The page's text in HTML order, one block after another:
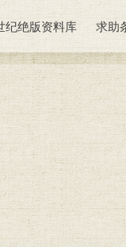
纪绝版资料库 求助